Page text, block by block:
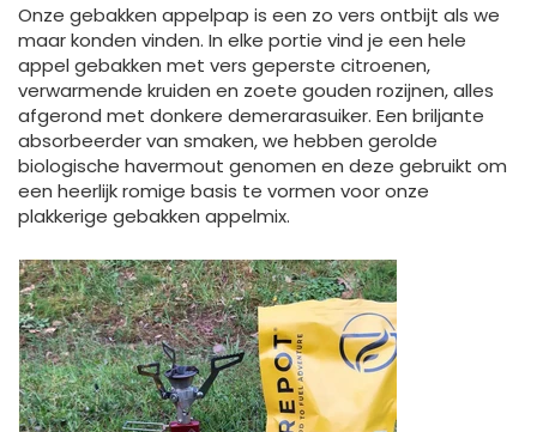
Onze gebakken appelpap is een zo vers ontbijt als we
maar konden vinden. In elke portie vind je een hele
appel gebakken met vers geperste citroenen,
verwarmende kruiden en zoete gouden rozijnen, alles
afgerond met donkere demerarasuiker. Een briljante
absorbeerder van smaken, we hebben gerolde
biologische havermout genomen en deze gebruikt om
een ​​heerlijk romige basis te vormen voor onze
plakkerige gebakken appelmix.